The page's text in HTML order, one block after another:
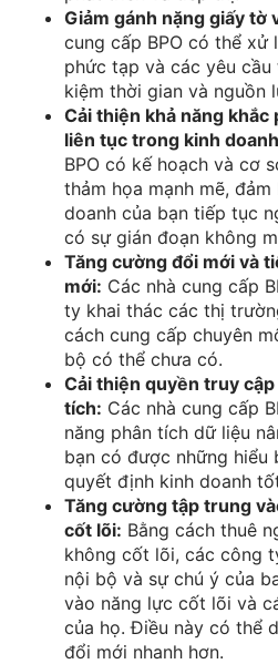
Giảm gánh nặng giấy tờ
cung cấp BPO có thể
phức tạp và các yêu cầu
kiệm thời gian và nguồn
Cải thiện khả năng khắc
liên tục trong kinh
BPO có kế hoạch và cơ
thảm họa mạnh mẽ,
doanh của bạn tiếp tục
có sự gián đoạn không
Tăng cường đổi mới và
mới: Các nhà cung cấp
ty khai thác các thị
cách cung cấp chuyên
bộ có thể chưa có.
Cải thiện quyền truy
tích: Các nhà cung cấp
năng phân tích dữ liệu
bạn có được những
quyết định kinh doanh
Tăng cường tập trung
cốt lõi: Bằng cách thuê
không cốt lõi, các công
nội bộ và sự chú ý của
vào năng lực cốt lõi và
của họ. Điều này có thể
đổi mới nhanh hơn.